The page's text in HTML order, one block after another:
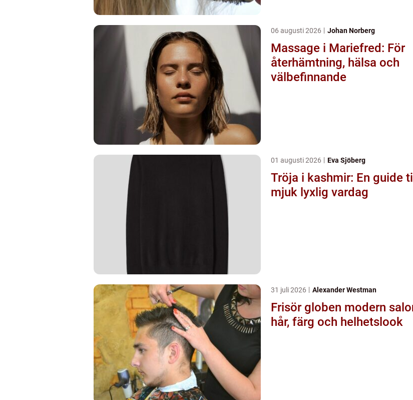
06 augusti 2026 Johan Norberg
Massage i Mariefred: För
återhämtning, hälsa och
välbefinnande
01 augusti 2026 Eva Sjöberg
Tröja i kashmir: En guide till
mjuk lyxlig vardag
31 juli 2026 Alexander Westman
Frisör globen modern salong för
hår, färg och helhetslook